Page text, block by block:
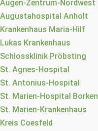
Augen-Zentrum-Nordwest
Augustahospital Anholt
Krankenhaus Maria-Hilf
Lukas Krankenhaus
Schlossklinik Pröbsting
St. Agnes-Hospital
St. Antonius-Hospital
St. Marien-Hospital Borken
St. Marien-Krankenhaus
Kreis Coesfeld